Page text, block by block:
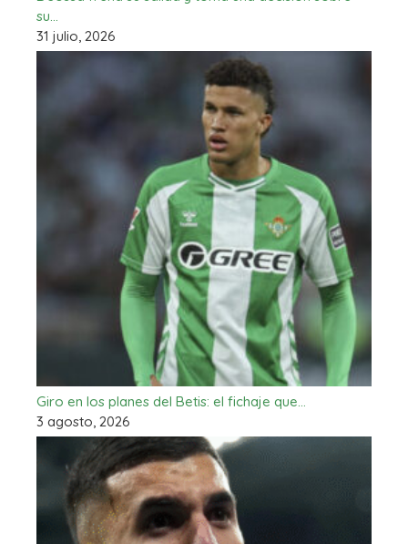
su…
31 julio, 2026
Giro en los planes del Betis: el fichaje que…
3 agosto, 2026